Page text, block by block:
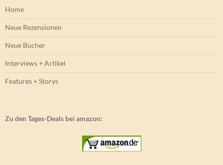
Home
Neue Rezensionen
Neue Bücher
Interviews + Artikel
Features + Storys
Zu den Tages-Deals bei amazon: